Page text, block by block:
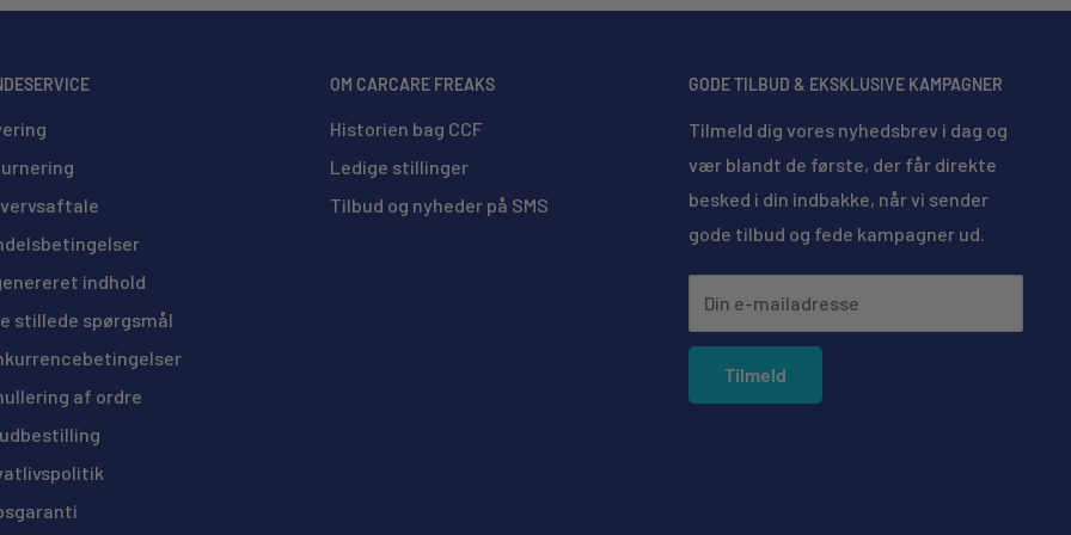
og måske ikke er 100%
afsendt med fragtmand, til en
indhold
stillede spørgsmål
af ordre
OM CARCARE FREAKS
Historien bag CCF
Ledige stillinger
Tilbud og nyheder på SMS
GODE TILBUD & EKSKLUSIVE KAMPAGNER
Tilmeld dig vores nyhedsbrev i dag og
vær blandt de første, der får direkte
besked i din indbakke, når vi sender
gode tilbud og fede kampagner ud.
Din e-mailadresse
Tilmeld